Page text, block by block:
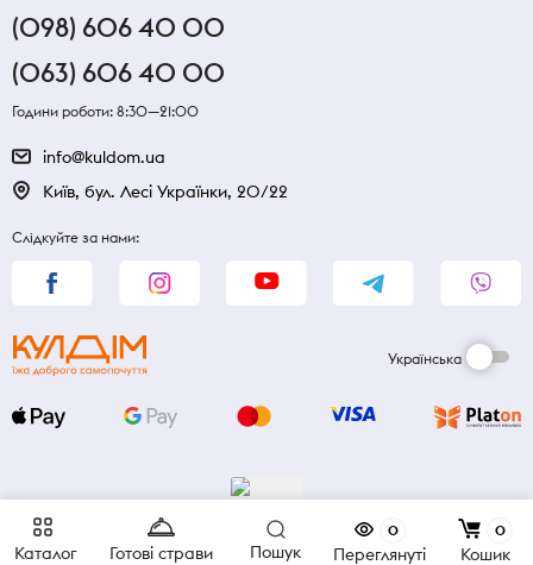
Каталог Готові страви Пошук
0
Переглянуті
0
Кошик
(098) 606 40 00
(063) 606 40 00
Години роботи: 8:30—21:00
info@kuldom.ua
Київ, бул. Лесі Українки, 20/22
Слідкуйте за нами:
Українська